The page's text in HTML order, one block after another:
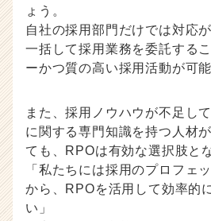
ょう。
自社の採用部門だけでは対応
一括して採用業務を委託する
ーかつ質の高い採用活動が可
また、採用ノウハウが不足し
に関する専門知識を持つ人材
ても、RPOは有効な選択肢と
「私たちには採用のプロフェ
から、RPOを活用して効率的
い」